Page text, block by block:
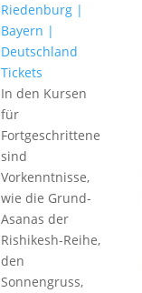
Tickets
In den Kursen
für
Fortgeschrittene
sind
Vorkenntnisse,
wie die Grund-
Asanas der
Rishikesh-Reihe,
den
Sonnengruss,